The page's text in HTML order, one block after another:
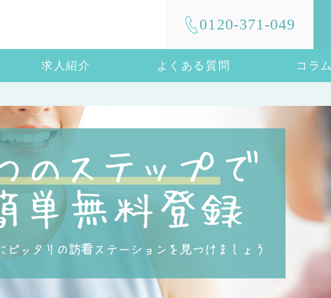
0120-371-049
求人紹介 よくある質問 コラム